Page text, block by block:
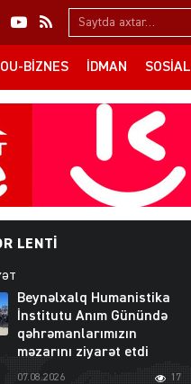
Search…
BIZNES İDMAN SOSIAL
LENTI
Beynəlxalq Humanistika
İnstitutu Anım Günündə
qəhrəmanlarımızın
məzarını ziyarət etdi
07.08.2026 17